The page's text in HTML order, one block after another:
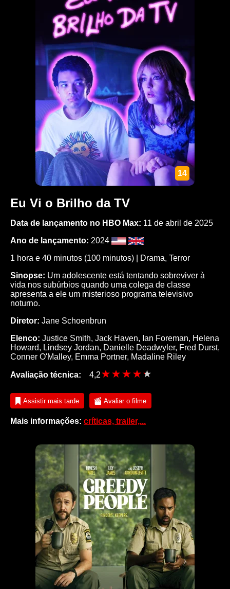
14
Eu Vi o Brilho da TV
Data de lançamento no HBO Max: 11 de abril de 2025
Ano de lançamento: 2024
1 hora e 40 minutos (100 minutos) |
Drama, Terror
Sinopse: Um adolescente está tentando sobreviver à
vida nos subúrbios quando uma colega de classe
apresenta a ele um misterioso programa televisivo
noturno.
Diretor: Jane Schoenbrun
Elenco: Justice Smith, Jack Haven, Ian Foreman, Helena
Howard, Lindsey Jordan, Danielle Deadwyler, Fred Durst,
Conner O'Malley, Emma Portner, Madaline Riley
Avaliação técnica: 4,2
Assistir mais tarde Avaliar o filme
Mais informações: críticas, trailer,...